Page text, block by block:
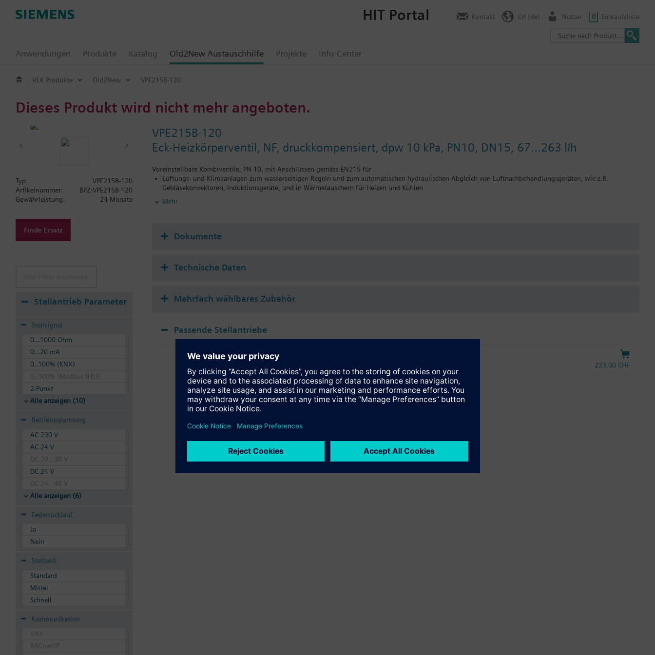
Anwendungen Produkte Katalog Old2New Austauschhilfe Projekte Info-Center
HIT Portal Kontakt CH (de) Nutzer 0 Einkaufsliste
HLK Produkte Old2New VPE215B-120
Dieses Produkt wird nicht mehr angeboten.
VPE215B-120
Eck-Heizkörperventil, NF, druckkompensiert, dpw 10 kPa, PN10, DN15, 67...263 l/h
Voreinstellbare Kombiventile, PN 10, mit Anschlüssen gemäss EN215 für
Lüftungs- und Klimaanlagen zum wasserseitigen Regeln und zum automatischen hydraulischen Abgleich von Luftnachbehandlungsgeräten, wie z.B.
Gebläsekonvektoren, Induktionsgeräte, und in Wärmetauschern für Heizen und Kühlen
geschlossene Kreisläufe
Zulässige Medien: Wasser (nach VDI 2035), Wasser mit Frostschutz.
Mehr
Typ:
VPE215B-120
Artikelnummer:
BPZ:VPE215B-120
Gewährleistung:
24 Monate
Finde Ersatz
Stellantrieb Parameter
Stellsignal
0...1000 Ohm
0...20 mA
0..100% (KNX)
0..100% (Modbus RTU)
2-Punkt
Alle anzeigen (10)
Betriebsspannung
AC 230 V
AC 24 V
DC 20...30 V
DC 24 V
DC 24...48 V
Alle anzeigen (6)
Federrücklauf
Ja
Nein
Stellzeit
Standard
Mittel
Schnell
Kommunikation
KNX
BACnet/IP
Dokumente
Technische Daten
Mehrfach wählbares Zubehör
Passende Stellantriebe
SSA118.09HKN
Elektromotorischer Stellantrieb, 100 N für Ventile mit 1.2...6.5 mm Hub, KNX
223,00 CHF